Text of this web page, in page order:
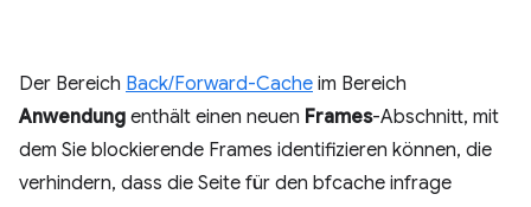
Der Bereich Back/Forward-Cache im Bereich
Anwendung enthält einen neuen Frames-Abschnitt, mit
dem Sie blockierende Frames identifizieren können, die
verhindern, dass die Seite für den bfcache infrage